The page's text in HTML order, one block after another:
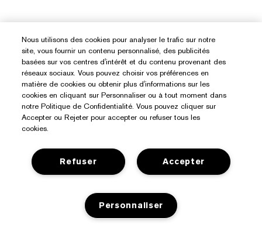
Besoin D’aide ?
Nous utilisons des cookies pour analyser le trafic sur notre
site, vous fournir un contenu personnalisé, des publicités
basées sur vos centres d'intérêt et du contenu provenant des
réseaux sociaux. Vous pouvez choisir vos préférences en
matière de cookies ou obtenir plus d'informations sur les
cookies en cliquant sur Personnaliser ou à tout moment dans
notre Politique de Confidentialité. Vous pouvez cliquer sur
Accepter ou Rejeter pour accepter ou refuser tous les
cookies.
Accepter
Refuser
Personnaliser